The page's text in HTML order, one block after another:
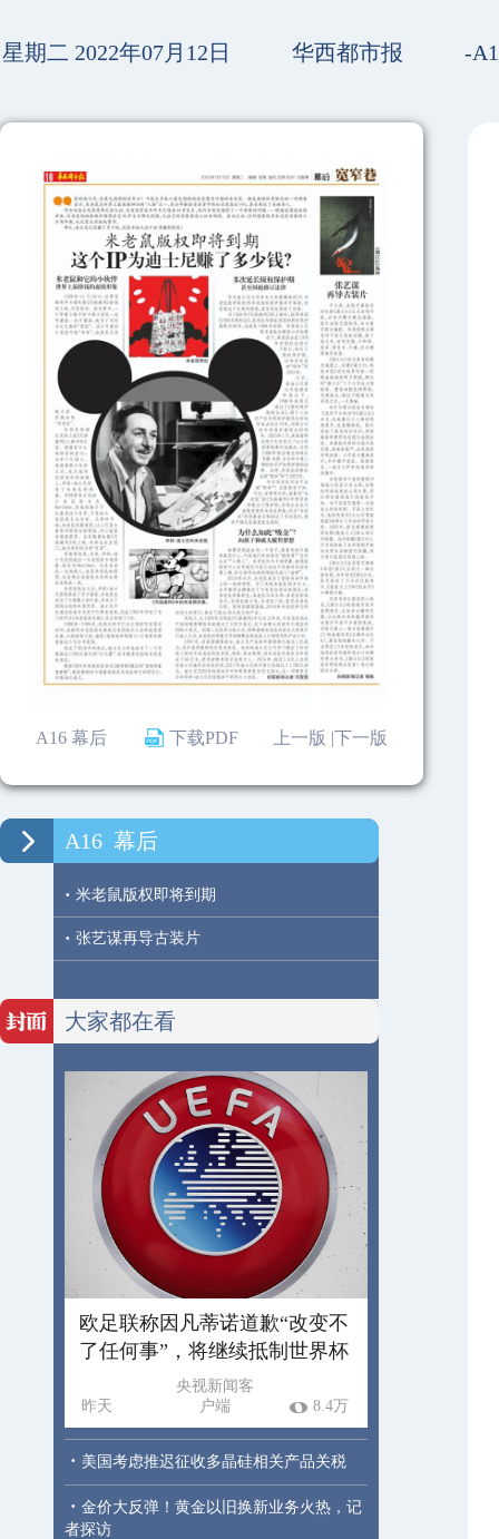
星期二 2022年07月12日 华西都市报 -
A16 幕后 下载PDF 下一版
上一版 |
A16 幕后
· 米老鼠版权即将到期
· 张艺谋再导古装片
大家都在看
欧足联称因凡蒂诺道歉“改变不
了任何事”，将继续抵制世界杯
昨天
央视新闻客
户端
8.4万
· 美国考虑推迟征收多晶硅相关产品关税
· 金价大反弹！黄金以旧换新业务火热，记
者探访